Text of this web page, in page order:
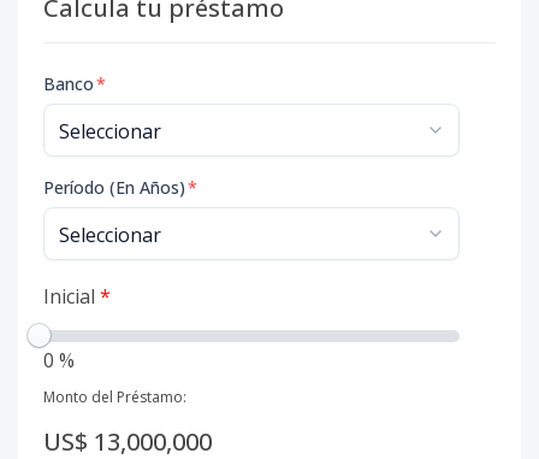
Calcula tu préstamo
Banco*
Período (En Años)*
Inicial *
0 %
Monto del Préstamo:
US$ 13,000,000